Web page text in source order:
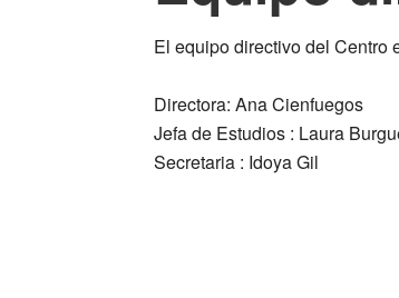
El equipo directivo del Centro
Directora: Ana Cienfuegos
Jefa de Estudios : Laura
Secretaria : Idoya Gil